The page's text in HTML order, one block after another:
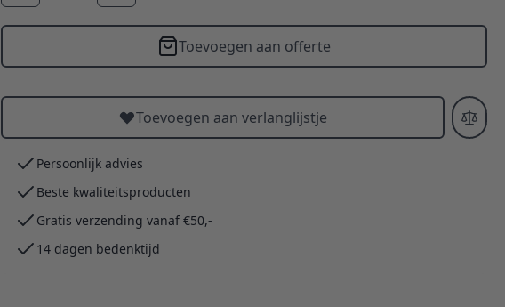
Toevoegen aan offerte
Toevoegen aan verlanglijstje
Persoonlijk advies
Beste kwaliteitsproducten
Gratis verzending vanaf €50,-
14 dagen bedenktijd